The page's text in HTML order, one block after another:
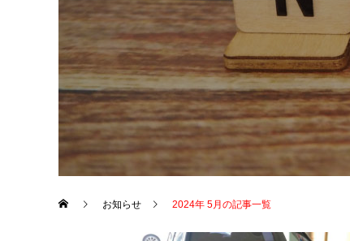
お知らせ 2024年 5月の記事一覧